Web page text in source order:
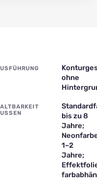
ohne
bis zu 8
Jahre;
1–2
Jahre;